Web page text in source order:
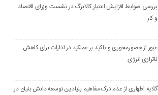
بررسی ضوابط افزایش اعتبار کالابرگ در نشست وزرای اقتصاد
و کار
عبور از حضورمحوری و تاکید بر عملکرد در ادارات برای کاهش
ناترازی انرژی
گلایه اطهاری از عدم درک مفاهیم بنیادین توسعه دانش بنیان در